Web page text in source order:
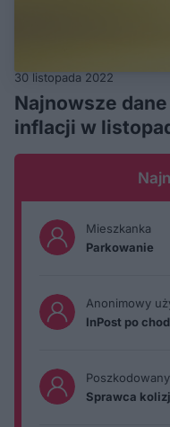
30 listopada 2022
Najnowsze
inflacji w
Mieszkanka
Parkowanie
Anonimowy
InPost po
Poszkodowany
Sprawca